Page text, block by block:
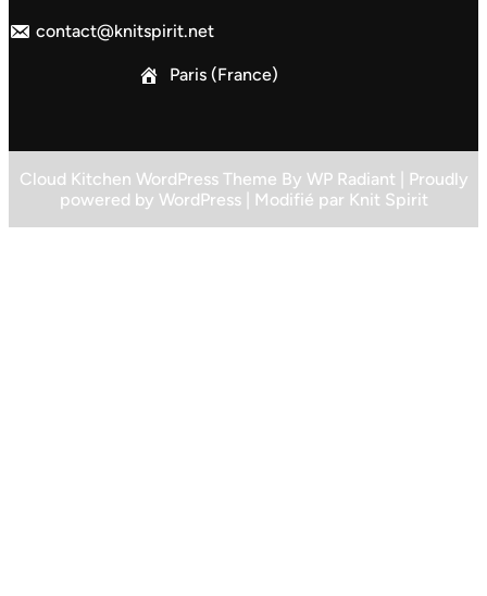
contact@knitspirit.net
Paris (France)
Cloud Kitchen WordPress Theme By WP Radiant | Proudly
powered by WordPress| Modifié par Knit Spirit